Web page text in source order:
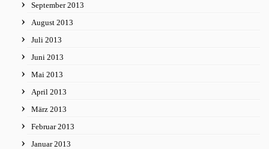
September 2013
August 2013
Juli 2013
Juni 2013
Mai 2013
April 2013
März 2013
Februar 2013
Januar 2013